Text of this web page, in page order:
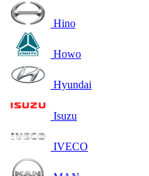
Hino
Howo
Hyundai
Isuzu
IVECO